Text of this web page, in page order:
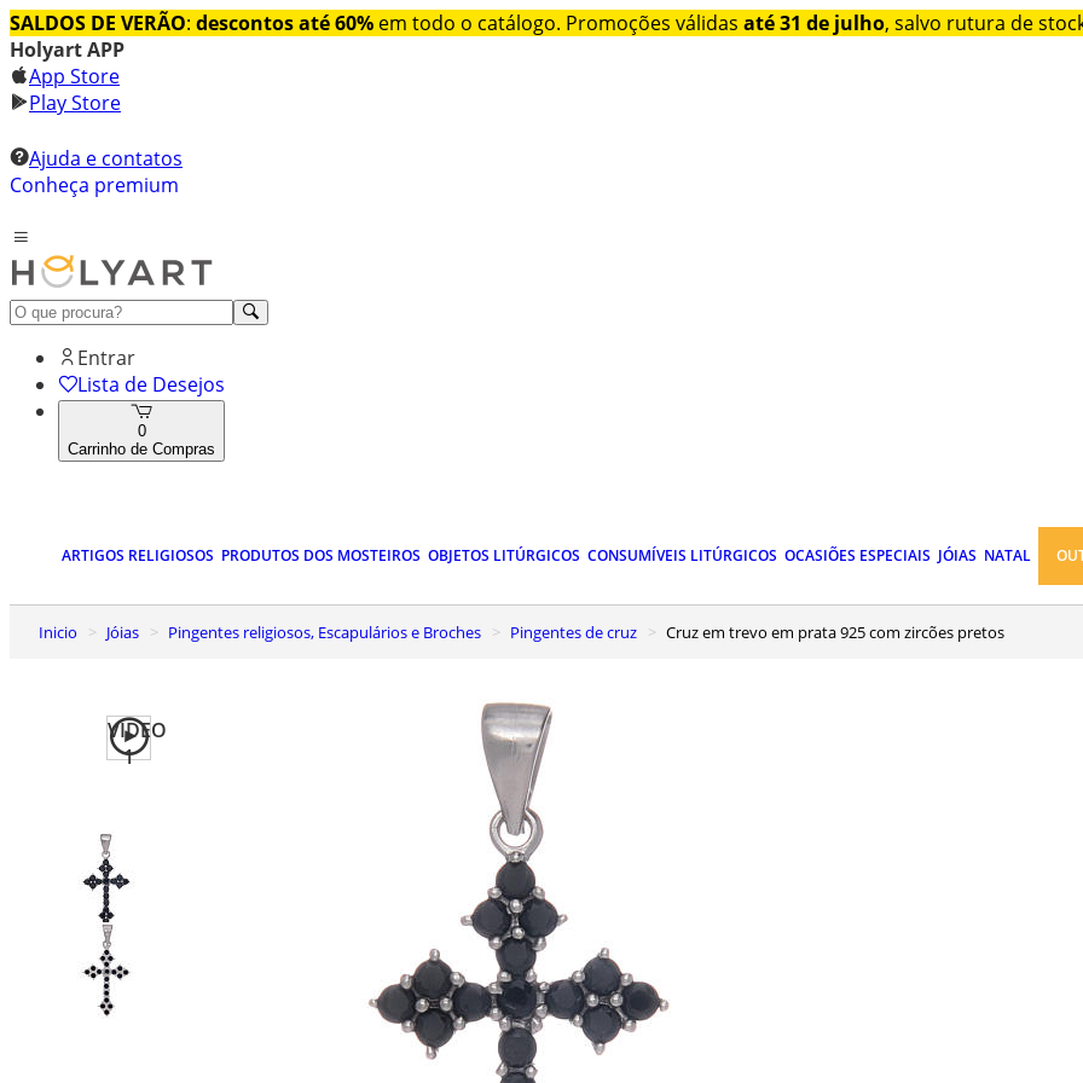
SALDOS DE VERÃO: descontos até 60% em todo o catálogo. Promoções válidas até 31 de julho, salvo rutura de
Holyart APP
App Store
Play Store
Ajuda e contatos
Conheça premium
Entrar
Lista de Desejos
0
Carrinho de Compras
ARTIGOS RELIGIOSOS PRODUTOS DOS MOSTEIROS OBJETOS LITÚRGICOS CONSUMÍVEIS LITÚRGICOS OCASIÕES ESPECIAIS JÓIAS NATAL
Inicio Jóias Pingentes religiosos, Escapulários e Broches Pingentes de cruz Cruz em trevo em prata 925 com zircões pretos
VIDEO
1